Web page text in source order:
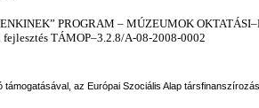
PROGRAM – MÚZEUMOK
TÁMOP–3.2.8/A-08-2008-0002
támogatásával, az Európai Szociális Alap